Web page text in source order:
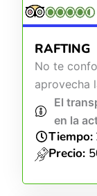
RAFTING
No te
aprovecha
El
en la
Tiempo:
Precio: